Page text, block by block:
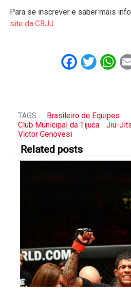
Para se inscrever e saber mais
site da CBJJ.
TAGS:
Brasileiro de Equipes
Club Municipal da Tijuca
Jiu-
Victor Genovesi
Related posts